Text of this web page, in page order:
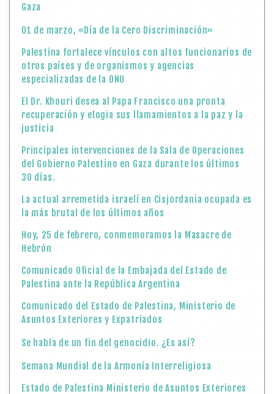
Gaza
01 de marzo, «Día de la Cero Discriminación»
Palestina fortalece vínculos con altos funcionarios de
otros países y de organismos y agencias
especializadas de la ONU
El Dr. Khouri desea al Papa Francisco una pronta
recuperación y elogia sus llamamientos a la paz y la
justicia
Principales intervenciones de la Sala de Operaciones
del Gobierno Palestino en Gaza durante los últimos
30 días.
La actual arremetida israelí en Cisjordania ocupada es
la más brutal de los últimos años
Hoy, 25 de febrero, conmemoramos la Masacre de
Hebrón
Comunicado Oficial de la Embajada del Estado de
Palestina ante la República Argentina
Comunicado del Estado de Palestina, Ministerio de
Asuntos Exteriores y Expatriados
Se habla de un fin del genocidio. ¿Es así?
Semana Mundial de la Armonía Interreligiosa
Estado de Palestina Ministerio de Asuntos Exteriores